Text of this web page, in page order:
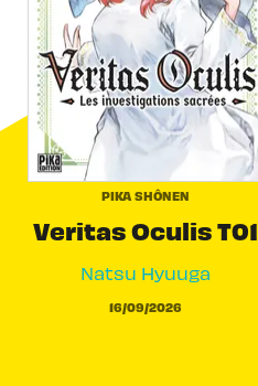
PIKA SHÔNEN
Veritas Oculis T01
Natsu Hyuuga
16/09/2026